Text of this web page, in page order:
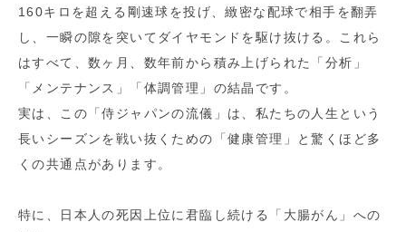
160キロを超える剛速球を投げ、緻密な配球で相手を翻弄
し、一瞬の隙を突いてダイヤモンドを駆け抜ける。これら
はすべて、数ヶ月、数年前から積み上げられた「分析」
「メンテナンス」「体調管理」の結晶です。
実は、この「侍ジャパンの流儀」は、私たちの人生という
長いシーズンを戦い抜くための「健康管理」と驚くほど多
くの共通点があります。
特に、日本人の死因上位に君臨し続ける「大腸がん」への